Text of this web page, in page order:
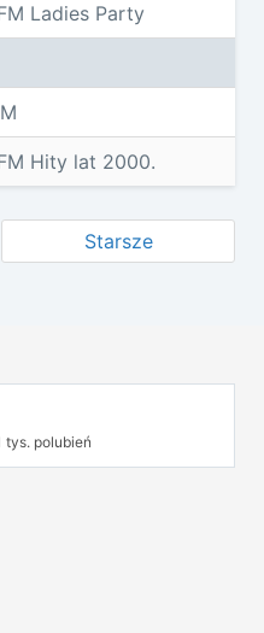
Ladies Party
Hity lat 2000.
Starsze
tys. polubień